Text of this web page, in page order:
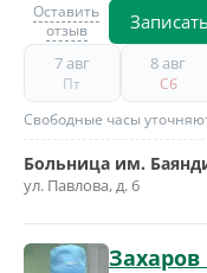
Оставить
отзыв
7 авг
Пт
8 авг
Сб
Свободные часы
Больница им.
ул. Павлова, д. 6